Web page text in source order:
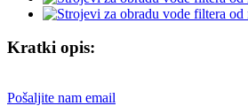
Kratki opis:
Pošaljite nam email